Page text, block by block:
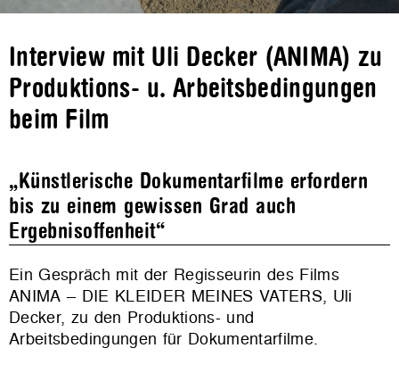
Interview mit Uli Decker (ANIMA) zu
Produktions- u. Arbeitsbedingungen
beim Film
„Künstlerische Dokumentarfilme erfordern
bis zu einem gewissen Grad auch
Ergebnisoffenheit“
Ein Gespräch mit der Regisseurin des Films
ANIMA – DIE KLEIDER MEINES VATERS, Uli
Decker, zu den Produktions- und
Arbeitsbedingungen für Dokumentarfilme.